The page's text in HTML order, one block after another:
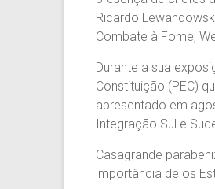
Ricardo
Combate à Fome,
Durante a sua
Constituição (PEC)
apresentado em
Integração Sul e
Casagrande
importância de os